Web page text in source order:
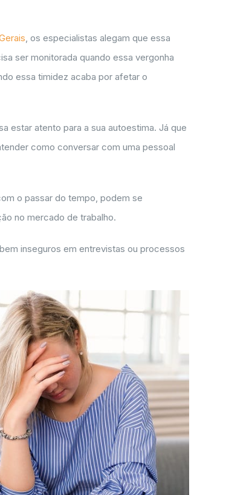
, os especialistas alegam que essa
ser monitorada quando essa vergonha
essa timidez acaba por afetar o
estar atento para a sua autoestima. Já que
como conversar com uma pessoal
o passar do tempo, podem se
no mercado de trabalho.
inseguros em entrevistas ou processos